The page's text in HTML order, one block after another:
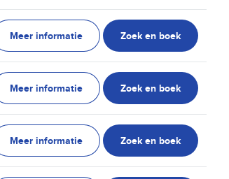
Meer informatie Zoek en boek
Meer informatie Zoek en boek
Meer informatie Zoek en boek